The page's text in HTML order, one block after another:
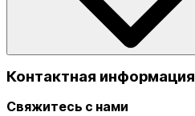
Контактная информация
Свяжитесь с нами